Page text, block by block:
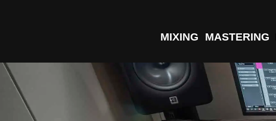
MIXING MASTERING